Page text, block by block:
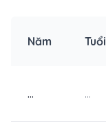
Năm Tuổi
... ...